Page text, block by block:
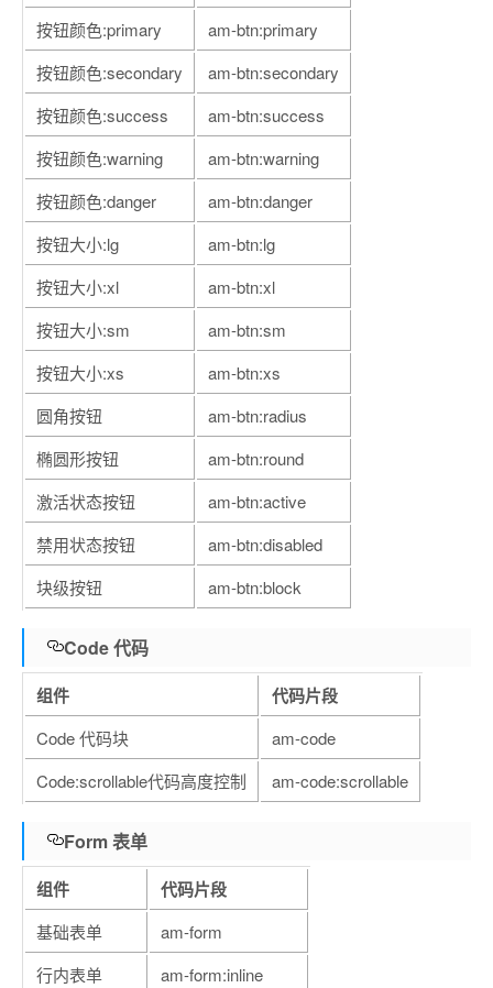
按钮颜色:primary
am-btn:primary
按钮颜色:secondary
am-btn:secondary
按钮颜色:success
am-btn:success
按钮颜色:warning
am-btn:warning
按钮颜色:danger
am-btn:danger
按钮大小:lg
am-btn:lg
按钮大小:xl
am-btn:xl
按钮大小:sm
am-btn:sm
按钮大小:xs
am-btn:xs
圆角按钮
am-btn:radius
椭圆形按钮
am-btn:round
激活状态按钮
am-btn:active
禁用状态按钮
am-btn:disabled
块级按钮
am-btn:block
Code 代码
组件 代码片段
Code 代码块
am-code
Code:scrollable代码高度控制
am-code:scrollable
Form 表单
组件 代码片段
基础表单
am-form
行内表单
am-form:inline